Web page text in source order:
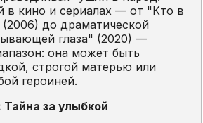
в кино и сериалах — от "Кто в
до драматической
глаза" (2020) —
она может быть
строгой матерью или
героиней.
за улыбкой